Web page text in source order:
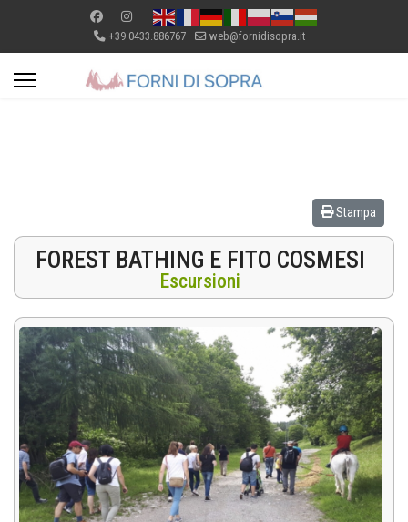
+39 0433.886767 web@fornidisopra.it
Stampa
FOREST BATHING E FITO COSMESI
Escursioni